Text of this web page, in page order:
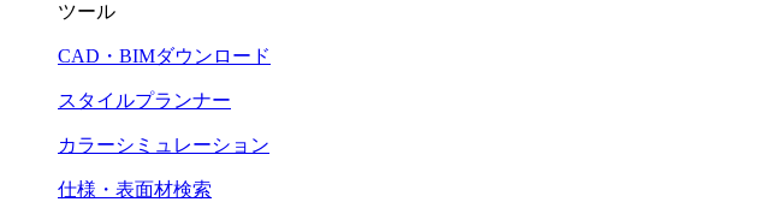
ツール
CAD・BIMダウンロード
スタイルプランナー
カラーシミュレーション
仕様・表面材検索